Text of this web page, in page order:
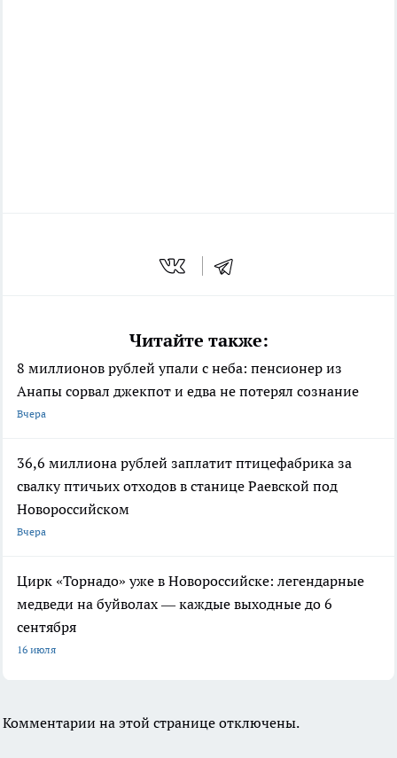
Читайте также:
8 миллионов рублей упали с неба: пенсионер из
Анапы сорвал джекпот и едва не потерял сознание
Вчера
36,6 миллиона рублей заплатит птицефабрика за
свалку птичьих отходов в станице Раевской под
Новороссийском
Вчера
Цирк «Торнадо» уже в Новороссийске: легендарные
медведи на буйволах — каждые выходные до 6
сентября
16 июля
Комментарии на этой странице отключены.